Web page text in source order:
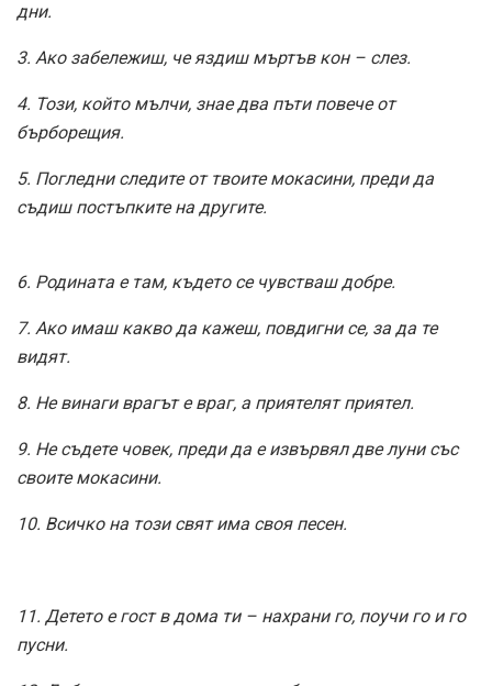
дни.
3. Ако забележиш, че яздиш мъртъв кон – слез.
4. Този, който мълчи, знае два пъти повече от
бърборещия.
5. Погледни следите от твоите мокасини, преди да
съдиш постъпките на другите.
6. Родината е там, където се чувстваш добре.
7. Ако имаш какво да кажеш, повдигни се, за да те
видят.
8. Не винаги врагът е враг, а приятелят приятел.
9. Не съдете човек, преди да е извървял две луни със
своите мокасини.
10. Всичко на този свят има своя песен.
11. Детето е гост в дома ти – нахрани го, поучи го и го
пусни.